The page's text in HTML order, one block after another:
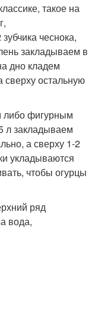
такое на
чеснока,
закладываем в
дно кладем
сверху остальную
либо фигурным
л закладываем
а сверху 1-2
укладываются
чтобы огурцы
ряд
вода,